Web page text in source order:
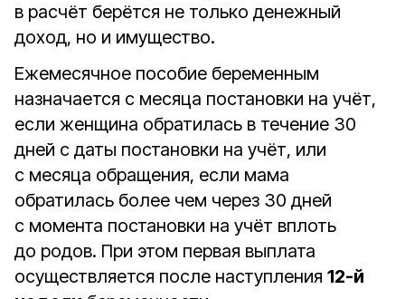
в расчёт берётся не только денежный
доход, но и имущество.
Ежемесячное пособие беременным
назначается с месяца постановки на учёт,
если женщина обратилась в течение 30
дней с даты постановки на учёт, или
с месяца обращения, если мама
обратилась более чем через 30 дней
с момента постановки на учёт вплоть
до родов. При этом первая выплата
осуществляется после наступления 12-й